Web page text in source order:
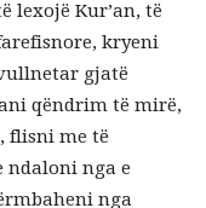
lexojë Kur’an, të
kryeni
gjatë
qëndrim të mirë,
flisni me të
ndaloni nga e
nga